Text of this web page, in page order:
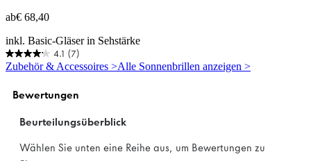
ab€ 68,40
inkl. Basic-Gläser in Sehstärke
4.1 (7)
4.1
von
Sternen.
Bewertungen
Zubehör & Accessoires >Alle Sonnenbrillen anzeigen >